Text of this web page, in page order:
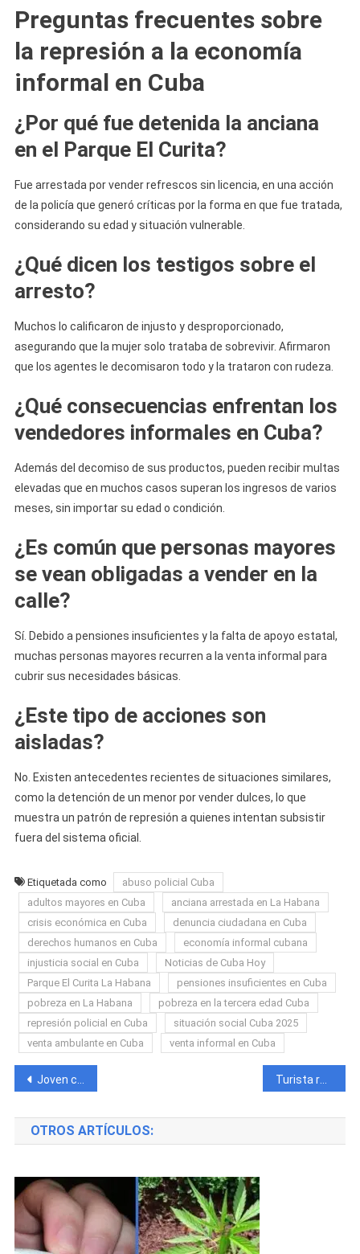
Preguntas frecuentes sobre
la represión a la economía
informal en Cuba
¿Por qué fue detenida la anciana
en el Parque El Curita?
Fue arrestada por vender refrescos sin licencia, en una acción
de la policía que generó críticas por la forma en que fue tratada,
considerando su edad y situación vulnerable.
¿Qué dicen los testigos sobre el
arresto?
Muchos lo calificaron de injusto y desproporcionado,
asegurando que la mujer solo trataba de sobrevivir. Afirmaron
que los agentes le decomisaron todo y la trataron con rudeza.
¿Qué consecuencias enfrentan los
vendedores informales en Cuba?
Además del decomiso de sus productos, pueden recibir multas
elevadas que en muchos casos superan los ingresos de varios
meses, sin importar su edad o condición.
¿Es común que personas mayores
se vean obligadas a vender en la
calle?
Sí. Debido a pensiones insuficientes y la falta de apoyo estatal,
muchas personas mayores recurren a la venta informal para
cubrir sus necesidades básicas.
¿Este tipo de acciones son
aisladas?
No. Existen antecedentes recientes de situaciones similares,
como la detención de un menor por vender dulces, lo que
muestra un patrón de represión a quienes intentan subsistir
fuera del sistema oficial.
Etiquetada como
abuso policial Cuba
adultos mayores en Cuba
anciana arrestada en La Habana
crisis económica en Cuba
denuncia ciudadana en Cuba
derechos humanos en Cuba
economía informal cubana
injusticia social en Cuba
Noticias de Cuba Hoy
Parque El Curita La Habana
pensiones insuficientes en Cuba
pobreza en La Habana
pobreza en la tercera edad Cuba
represión policial en Cuba
situación social Cuba 2025
venta ambulante en Cuba
venta informal en Cuba
Navegación
de
entradas
Joven cubano desaparece misteriosamente en La Habana, tras salir de su casa en un triciclo eléctrico Turista rusa resulta gravemente herida tras accidente de tránsito en Matanzas
OTROS ARTÍCULOS: